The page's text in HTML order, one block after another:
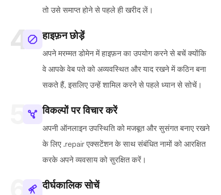
तो उसे समाप्त होने से पहले ही खरीद लें।
हाइफ़न छोड़ें
अपने मरम्मत डोमेन में हाइफ़न का उपयोग करने से बचें क्योंकि
वे आपके वेब पते को अव्यवस्थित और याद रखने में कठिन बना
सकते हैं, इसलिए उन्हें शामिल करने से पहले ध्यान से सोचें।
विकल्पों पर विचार करें
अपनी ऑनलाइन उपस्थिति को मजबूत और सुसंगत बनाए रखने
के लिए .repair एक्सटेंशन के साथ संबंधित नामों को आरक्षित
करके अपने व्यवसाय को सुरक्षित करें।
दीर्घकालिक सोचें